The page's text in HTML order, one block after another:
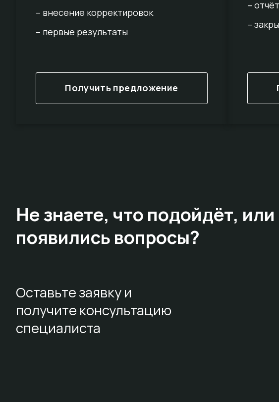
– внесение корректировок
– первые результаты
Получить предложение
–
–
Оставьте заявку и
получите консультацию
специалиста
Не знаете, что подойдёт, или
появились вопросы?